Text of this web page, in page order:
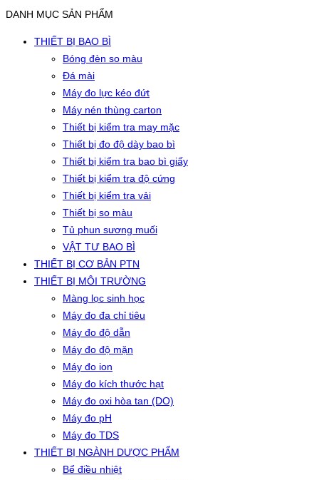
DANH MỤC SẢN PHẨM
THIẾT BỊ BAO BÌ
Bóng đèn so màu
Đá mài
Máy đo lực kéo đứt
Máy nén thùng carton
Thiết bị kiểm tra may mặc
Thiết bị đo độ dày bao bì
Thiết bị kiểm tra bao bì giấy
Thiết bị kiểm tra độ cứng
Thiết bị kiểm tra vải
Thiết bị so màu
Tủ phun sương muối
VẬT TƯ BAO BÌ
THIẾT BỊ CƠ BẢN PTN
THIẾT BỊ MÔI TRƯỜNG
Màng lọc sinh học
Máy đo đa chỉ tiêu
Máy đo độ dẫn
Máy đo độ mặn
Máy đo ion
Máy đo kích thước hạt
Máy đo oxi hòa tan (DO)
Máy đo pH
Máy đo TDS
THIẾT BỊ NGÀNH DƯỢC PHẨM
Bể điều nhiệt